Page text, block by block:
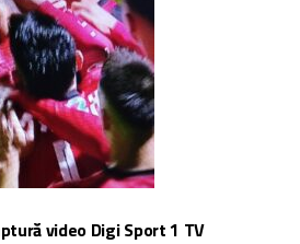
video Digi Sport 1 TV